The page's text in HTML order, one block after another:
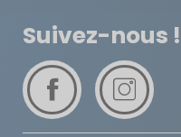
Suivez-nous !